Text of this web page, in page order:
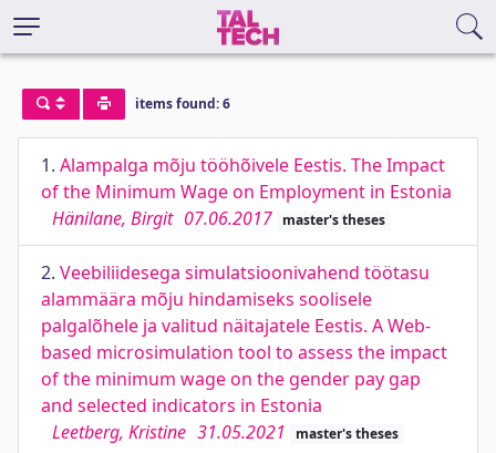
items found: 6
1. Alampalga mõju tööhõivele Eestis. The Impact
of the Minimum Wage on Employment in Estonia
Hänilane, Birgit 07.06.2017 master's theses
2. Veebiliidesega simulatsioonivahend töötasu
alammäära mõju hindamiseks soolisele
palgalõhele ja valitud näitajatele Eestis. A Web-
based microsimulation tool to assess the impact
of the minimum wage on the gender pay gap
and selected indicators in Estonia
Leetberg, Kristine 31.05.2021 master's theses